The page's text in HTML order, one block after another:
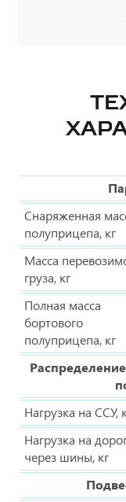
Снаряженная
полуприцепа, кг
Масса
груза, кг
Полная масса
бортового
полуприцепа, кг
Нагрузка на ССУ,
Нагрузка на
через шины, кг